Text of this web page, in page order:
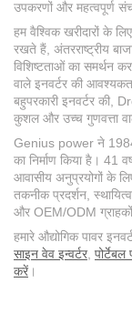
उपकरणों और महत्वपूर्ण
हम वैश्विक खरीदारों के
रखते हैं, अंतरराष्ट्रीय
विशिष्टताओं का समर्थन
वाले इनवर्टर की
बहुपरकारी इनवर्टर
कुशल और उच्च गुणवत्ता
Genius power ने 1984
का निर्माण किया है। 41
आवासीय अनुप्रयोगों के
तकनीक प्रदर्शन,
और OEM/ODM ग्राहकों
हमारे औद्योगिक पावर
साइन वेव इन्वर्टर,
करें ।